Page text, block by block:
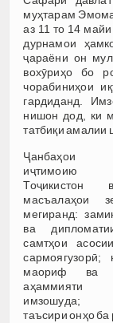
муҳтарам
аз 11 то 14
дурнамои
ҷараёни он
вохӯриҳо бо
чорабиниҳои
гардиданд.
нишон дод, ки
татбиқи амалии
Ҷанбаҳои
иҷтимоию
Тоҷикистон
масъалаҳои
мегиранд:
ва
самтҳои
маориф ва
аҳаммияти
имзошуда;
таъсири онҳо ба